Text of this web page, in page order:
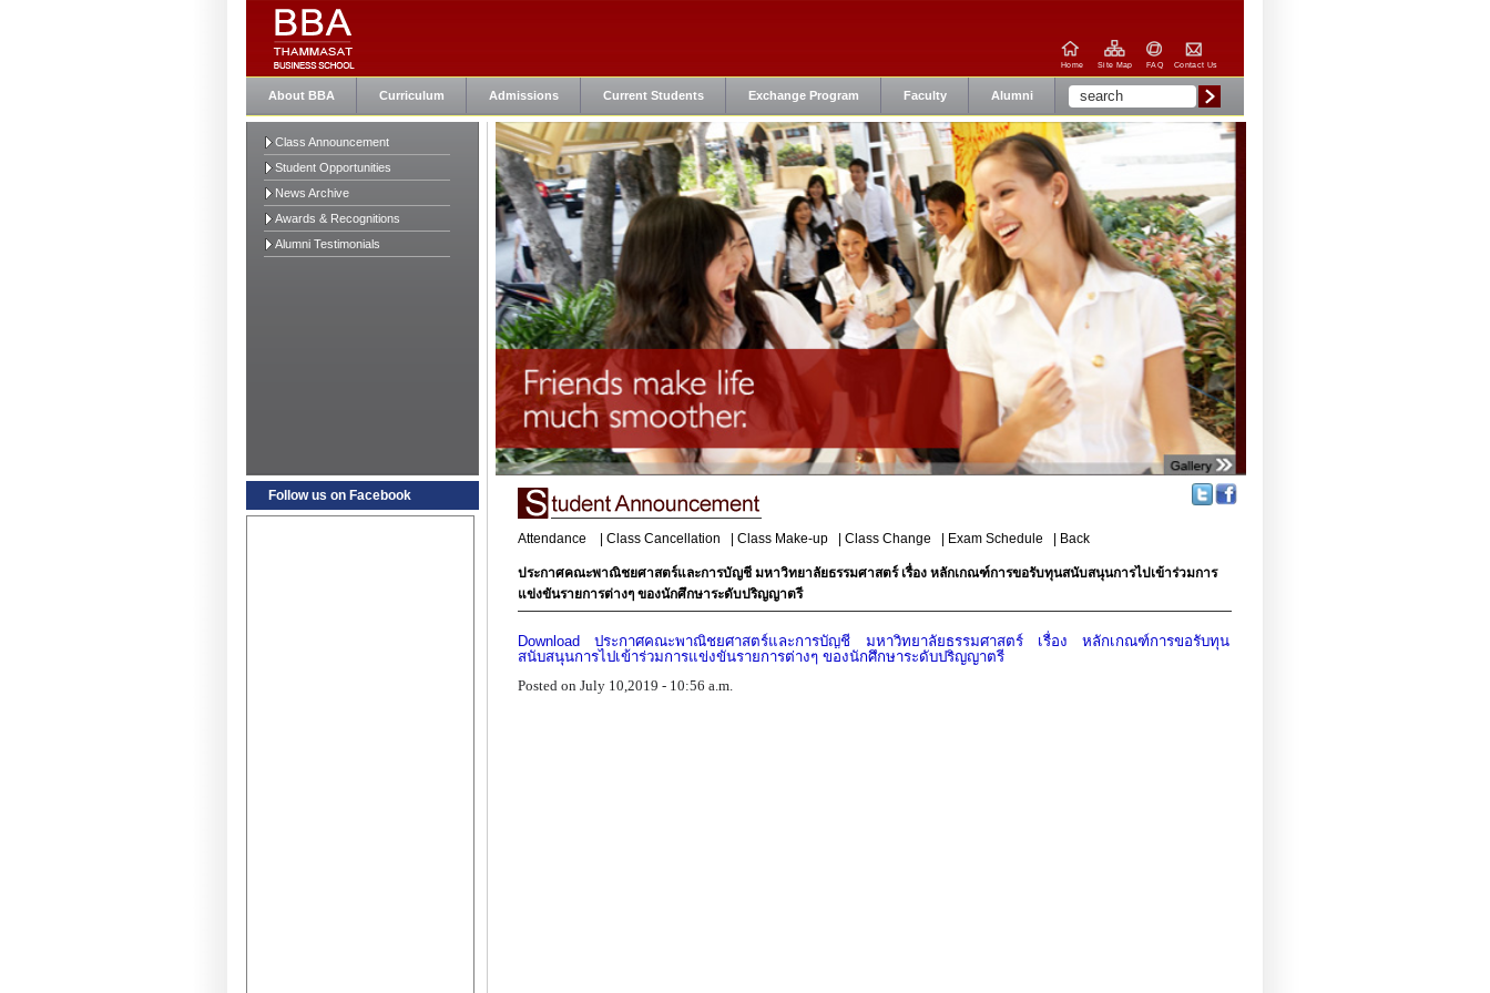
Home Site Map FAQ Contact Us
About BBA Curriculum Admissions Current Students Exchange Program Faculty Alumni
Class Announcement
Student Opportunities
News Archive
Awards & Recognitions
Alumni Testimonials
Follow us on Facebook
Attendance Class Cancellation Class Make-up Class Change Exam Schedule Back
ประกาศคณะพาณิชยศาสตร์และการบัญชี มหาวิทยาลัยธรรมศาสตร์ เรื่อง หลักเกณฑ์การขอรับทุนสนับสนุนการไปเข้าร่วมการ
แข่งขันรายการต่างๆ ของนักศึกษาระดับปริญญาตรี
Downloadประกาศคณะพาณิชยศาสตร์และการบัญชี มหาวิทยาลัยธรรมศาสตร์ เรื่อง หลักเกณฑ์การขอรับทุน
สนับสนุนการไปเข้าร่วมการแข่งขันรายการต่างๆ ของนักศึกษาระดับปริญญาตรี
Posted on July 10,2019 - 10:56 a.m.